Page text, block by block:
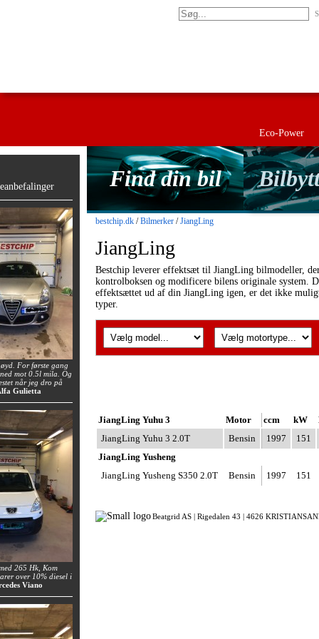
Eco-Power
For første gang
mot 0.5l mila. Og
når jeg dro på
Gulietta
265 Hk, Kom
over 10% diesel i
Viano
Find din bil
bestchip.dk /Bilmerker /JiangLing
JiangLing
Bestchip leverer effektsæt til JiangLing bilmodeller,
kontrolboksen og modificere bilens originale system.
effektsættet ud af din JiangLing igen, er det ikke
typer.
JiangLing Yuhu 3 Motor ccm kW
JiangLing Yuhu 3 2.0T
Bensin 1997 151
JiangLing Yusheng
JiangLing Yusheng S350 2.0T
Bensin 1997 151
Beatgrid AS | Rigedalen 43 | 4626